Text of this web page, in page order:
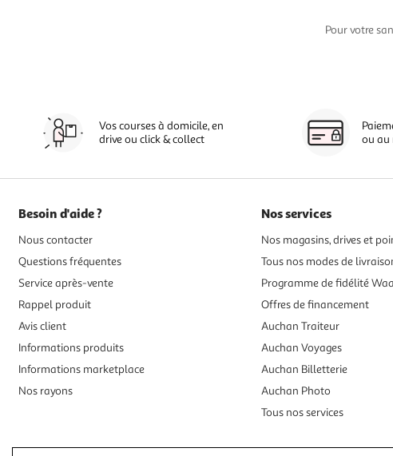
Pour votre
Vos courses à domicile, en
drive ou click & collect
ou au
Besoin d'aide ?
Nous contacter
Questions fréquentes
Service après-vente
Rappel produit
Avis client
Informations produits
Informations marketplace
Nos rayons
Nos services
Nos magasins, drives et
Tous nos modes de
Programme de fidélité
Offres de financement
Auchan Traiteur
Auchan Voyages
Auchan Billetterie
Auchan Photo
Tous nos services